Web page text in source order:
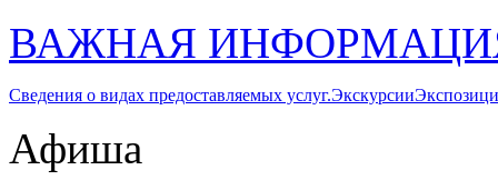
ВАЖНАЯ
Сведения о видах предоставляемых услуг.Экскурсии
Афиша